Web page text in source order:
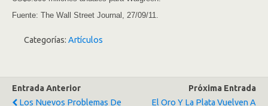
Fuente: The Wall Street Journal, 27/09/11.
Categorías: Artículos
Entrada Anterior
Los Nuevos Problemas De
Próxima Entrada
El Oro Y La Plata Vuelven A